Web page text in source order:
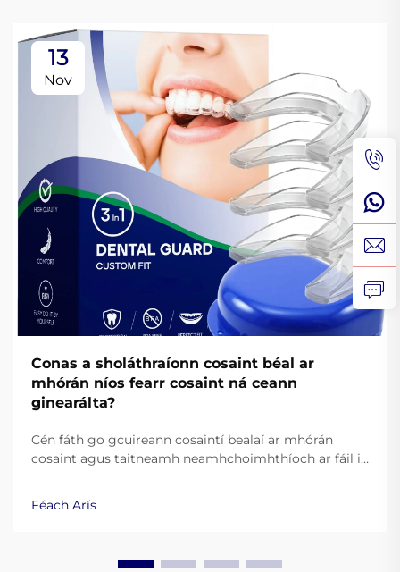
13
Nov
Conas a sholáthraíonn cosaint béal ar
mhórán níos fearr cosaint ná ceann
ginearálta?
Cén fáth go gcuireann cosaintí bealaí ar mhórán
cosaint agus taitneamh neamhchoimhthíoch ar fáil i
eolaíocht taobh thiar de shláintíocht dhéanta do
dhéanta. Foghlaim níos mó anois.
Féach Arís